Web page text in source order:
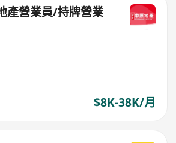
產營業員/持牌營業
$8K-38K/月